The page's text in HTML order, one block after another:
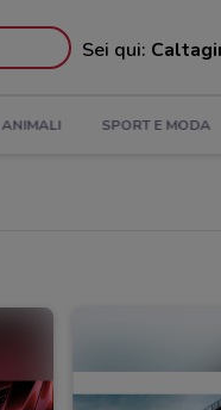
Sei qui:
ANIMALI SPORT E MODA